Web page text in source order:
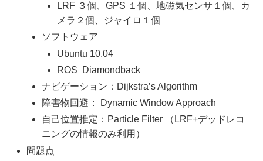
LRF ３個、GPS １個、地磁気センサ１個、カ
メラ２個、ジャイロ１個
ソフトウェア
Ubuntu 10.04
ROS Diamondback
ナビゲーション：Dijkstra’s Algorithm
障害物回避： Dynamic Window Approach
自己位置推定：Particle Filter （LRF+デッドレコ
ニングの情報のみ利用）
問題点